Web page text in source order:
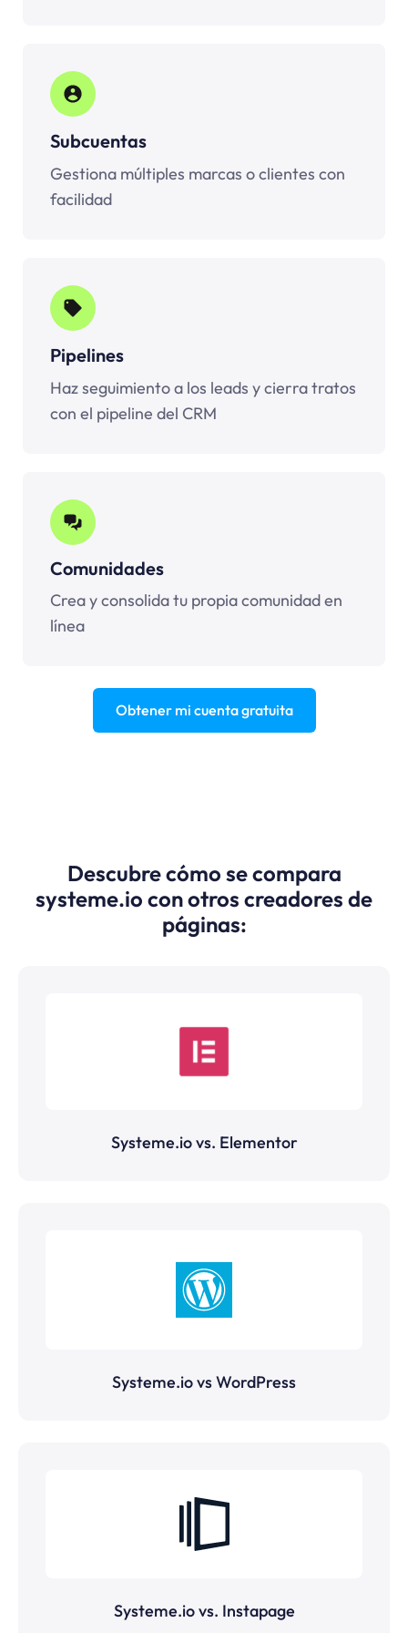
Subcuentas
Gestiona múltiples marcas o clientes con
facilidad
Pipelines
Haz seguimiento a los leads y cierra tratos
con el pipeline del CRM
Comunidades
Crea y consolida tu propia comunidad en
línea
Obtener mi cuenta gratuita
Descubre cómo se compara
systeme.io con otros creadores de
páginas:
Systeme.io vs. Elementor
Systeme.io vs WordPress
Systeme.io vs. Instapage